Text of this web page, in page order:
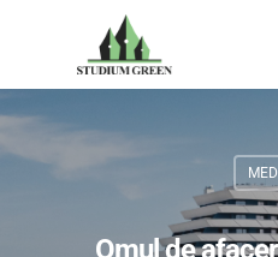
Apasa Enter pentru a
Omul de